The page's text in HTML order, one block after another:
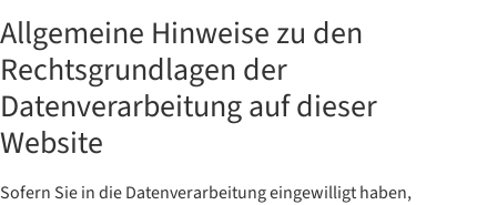
Allgemeine Hinweise zu den
Rechtsgrundlagen der
Datenverarbeitung auf dieser
Website
Sofern Sie in die Datenverarbeitung eingewilligt haben,